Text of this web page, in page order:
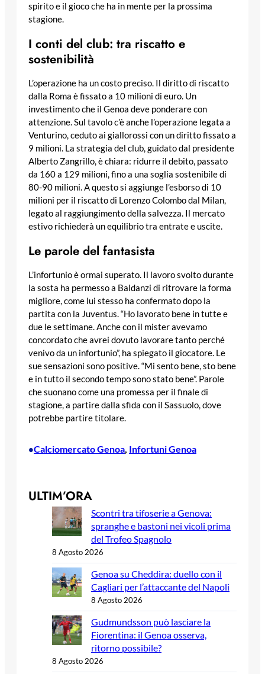
spirito e il gioco che ha in mente per la prossima
stagione.
I conti del club: tra riscatto e
sostenibilità
L’operazione ha un costo preciso. Il diritto di riscatto
dalla Roma è fissato a 10 milioni di euro. Un
investimento che il Genoa deve ponderare con
attenzione. Sul tavolo c’è anche l’operazione legata a
Venturino, ceduto ai giallorossi con un diritto fissato a
9 milioni. La strategia del club, guidato dal presidente
Alberto Zangrillo, è chiara: ridurre il debito, passato
da 160 a 129 milioni, fino a una soglia sostenibile di
80-90 milioni. A questo si aggiunge l’esborso di 10
milioni per il riscatto di Lorenzo Colombo dal Milan,
legato al raggiungimento della salvezza. Il mercato
estivo richiederà un equilibrio tra entrate e uscite.
Le parole del fantasista
L’infortunio è ormai superato. Il lavoro svolto durante
la sosta ha permesso a Baldanzi di ritrovare la forma
migliore, come lui stesso ha confermato dopo la
partita con la Juventus. “Ho lavorato bene in tutte e
due le settimane. Anche con il mister avevamo
concordato che avrei dovuto lavorare tanto perché
venivo da un infortunio”, ha spiegato il giocatore. Le
sue sensazioni sono positive. “Mi sento bene, sto bene
e in tutto il secondo tempo sono stato bene”. Parole
che suonano come una promessa per il finale di
stagione, a partire dalla sfida con il Sassuolo, dove
potrebbe partire titolare.
•Calciomercato Genoa Infortuni Genoa
ULTIM’ORA
Scontri tra tifoserie a Genova:
spranghe e bastoni nei vicoli prima
del Trofeo Spagnolo
8 Agosto 2026
Genoa su Cheddira: duello con il
Cagliari per l’attaccante del Napoli
8 Agosto 2026
Gudmundsson può lasciare la
Fiorentina: il Genoa osserva,
ritorno possibile?
8 Agosto 2026